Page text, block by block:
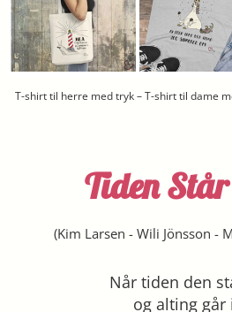
T-shirt til herre med tryk – T-shirt til dame
Tiden
(Kim Larsen -Wili Jönsson -
Når tiden den
og alting går